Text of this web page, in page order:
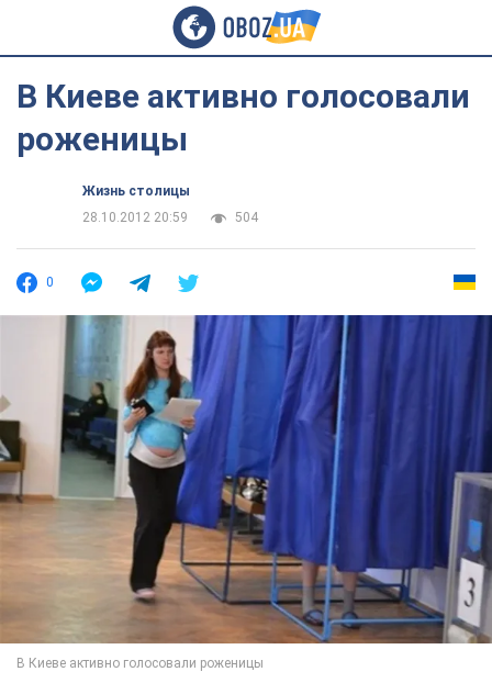
В Киеве активно голосовали
роженицы
Жизнь столицы
28.10.2012 20:59
504
0